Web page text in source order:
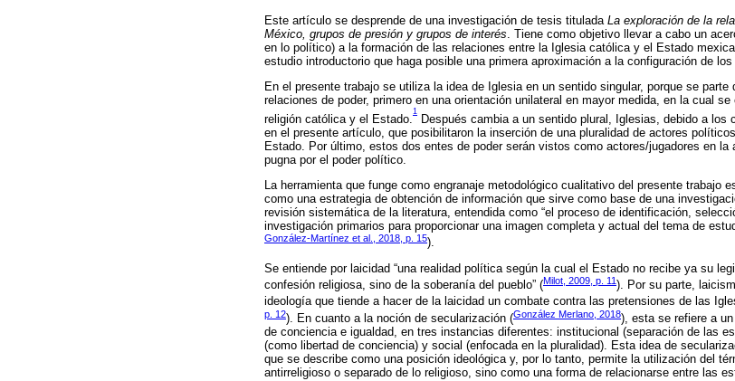
Este artículo se desprende de una investigación de tesis titulada La exploración de la
México, grupos de presión y grupos de interés. Tiene como objetivo llevar a cabo un
en lo político) a la formación de las relaciones entre la Iglesia católica y el Estado
estudio introductorio que haga posible una primera aproximación a la configuración de
En el presente trabajo se utiliza la idea de Iglesia en un sentido singular, porque se
relaciones de poder, primero en una orientación unilateral en mayor medida, en la cual
religión católica y el Estado.
1
Después cambia a un sentido plural, Iglesias, debido a
en el presente artículo, que posibilitaron la inserción de una pluralidad de actores
Estado. Por último, estos dos entes de poder serán vistos como actores/jugadores en
pugna por el poder político.
La herramienta que funge como engranaje metodológico cualitativo del presente trabajo
como una estrategia de obtención de información que sirve como base de una
revisión sistemática de la literatura, entendida como “el proceso de identificación,
investigación primarios para proporcionar una imagen completa y actual del tema de
González-Martínez et al., 2018, p. 15).
Se entiende por laicidad “una realidad política según la cual el Estado no recibe ya su
confesión religiosa, sino de la soberanía del pueblo” (Milot, 2009, p. 11). Por su parte,
ideología que tiende a hacer de la laicidad un combate contra las pretensiones de las
p. 12). En cuanto a la noción de secularización (González Merlano, 2018), esta se refiere a
de conciencia e igualdad, en tres instancias diferentes: institucional (separación de las
(como libertad de conciencia) y social (enfocada en la pluralidad). Esta idea de
que se describe como una posición ideológica y, por lo tanto, permite la utilización del
antirreligioso o separado de lo religioso, sino como una forma de relacionarse entre las